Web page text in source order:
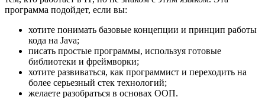
программа подойдет, если вы:
хотите понимать базовые концепции и принцип работы
кода на Java;
писать простые программы, используя готовые
библиотеки и фреймворки;
хотите развиваться, как программист и переходить на
более серьезный стек технологий;
желаете разобраться в основах ООП.